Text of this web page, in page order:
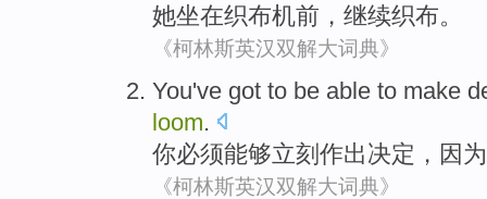
她坐在织布机前， 继续织布。
《柯林斯英汉双解大词典》
You've got to be able to make
loom.
你必须能够立刻 作出决定， 因为
《柯林斯英汉双解大词典》